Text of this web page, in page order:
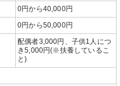
0円から40,000円
0円から50,000円
配偶者3,000円、子供1人につ
き5,000円(※扶養しているこ
と)